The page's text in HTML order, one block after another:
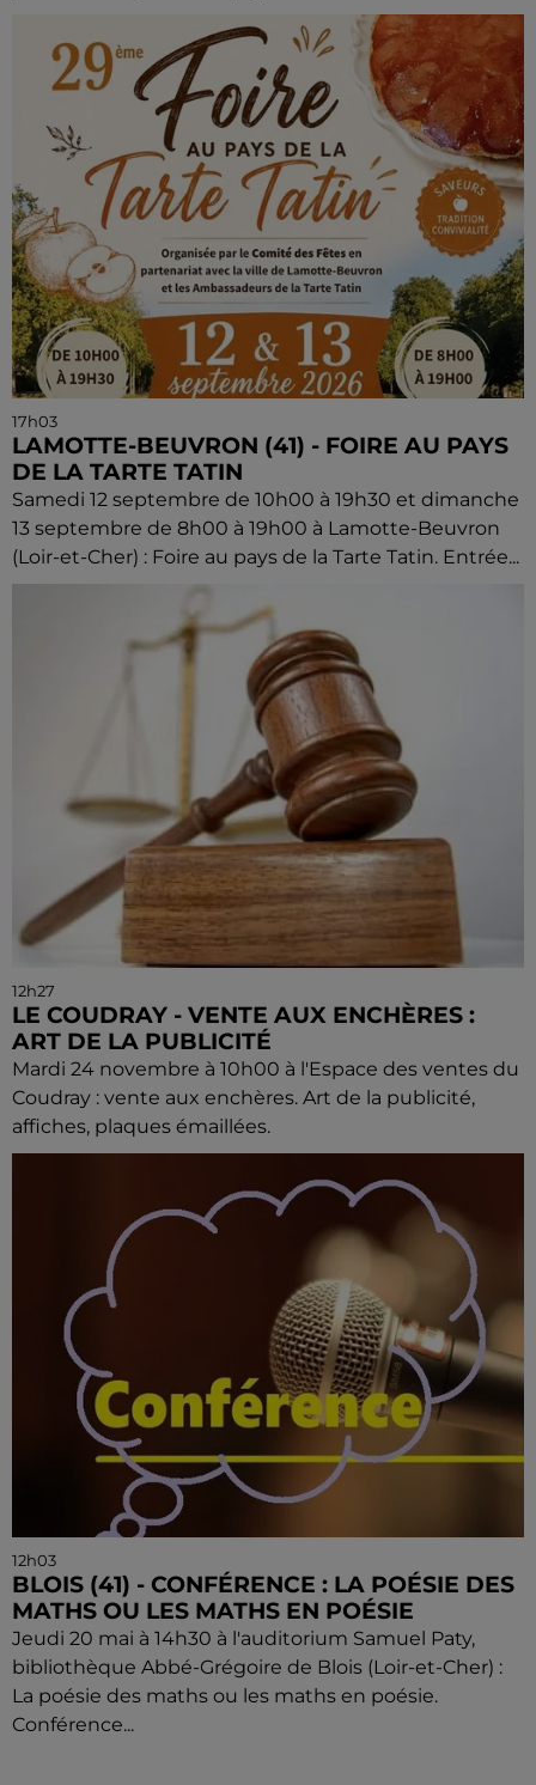
17h03
LAMOTTE-BEUVRON (41) - FOIRE AU PAYS
DE LA TARTE TATIN
Samedi 12 septembre de 10h00 à 19h30 et dimanche
13 septembre de 8h00 à 19h00 à Lamotte-Beuvron
(Loir-et-Cher) : Foire au pays de la Tarte Tatin. Entrée...
12h27
LE COUDRAY - VENTE AUX ENCHÈRES :
ART DE LA PUBLICITÉ
Mardi 24 novembre à 10h00 à l'Espace des ventes du
Coudray : vente aux enchères. Art de la publicité,
affiches, plaques émaillées.
12h03
BLOIS (41) - CONFÉRENCE : LA POÉSIE DES
MATHS OU LES MATHS EN POÉSIE
Jeudi 20 mai à 14h30 à l'auditorium Samuel Paty,
bibliothèque Abbé-Grégoire de Blois (Loir-et-Cher) :
La poésie des maths ou les maths en poésie.
Conférence...